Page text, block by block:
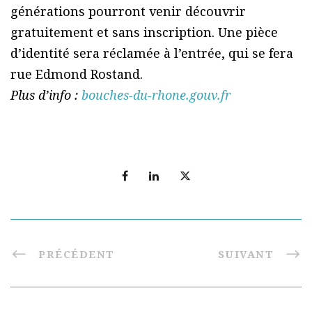
générations pourront venir découvrir
gratuitement et sans inscription. Une pièce
d’identité sera réclamée à l’entrée, qui se fera
rue Edmond Rostand.
Plus d’info : bouches-du-rhone.gouv.fr
PRÉCÉDENT SUIVANT